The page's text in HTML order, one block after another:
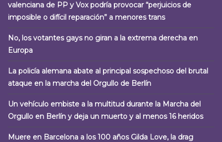
valenciana de PP y Vox podría provocar “perjuicios de
imposible o difícil reparación” a menores trans
No, los votantes gays no giran a la extrema derecha en
Europa
La policía alemana abate al principal sospechoso del brutal
ataque en la marcha del Orgullo de Berlín
Un vehículo embiste a la multitud durante la Marcha del
Orgullo en Berlín y deja un muerto y al menos 16 heridos
Muere en Barcelona a los 100 años Gilda Love, la drag